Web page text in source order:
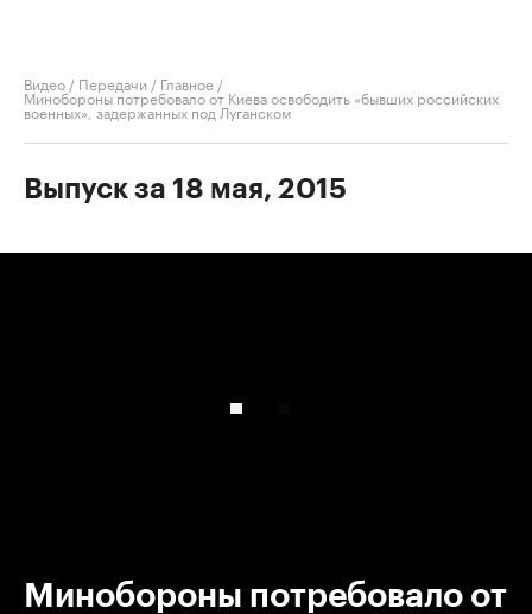
Видео / Передачи / Главное /
Минобороны потребовало от Киева освободить «бывших российских
военных», задержанных под Луганском
Выпуск за 18 мая, 2015
Минобороны потребовало от